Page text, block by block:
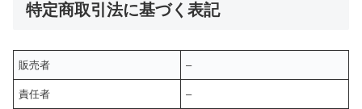
特定商取引法に基づく表記
販売者 –
責任者 –